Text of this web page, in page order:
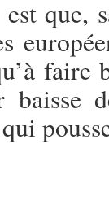
que,
faire